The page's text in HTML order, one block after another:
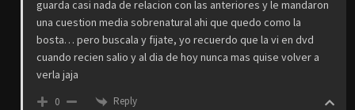
guarda casi nada de relacion con las anteriores y le mandaron
una cuestion media sobrenatural ahi que quedo como la
bosta… pero buscala y fijate, yo recuerdo que la vi en dvd
cuando recien salio y al dia de hoy nunca mas quise volver a
verla jaja
0 Reply